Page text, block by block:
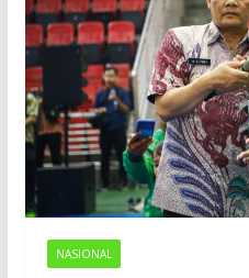
NASIONAL